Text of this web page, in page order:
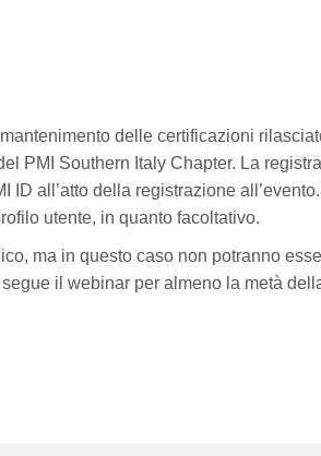
delle certificazioni
PMI Southern Italy Chapter. La
all’atto della registrazione
utente, in quanto facoltativo.
ma in questo caso non potranno
il webinar per almeno la metà